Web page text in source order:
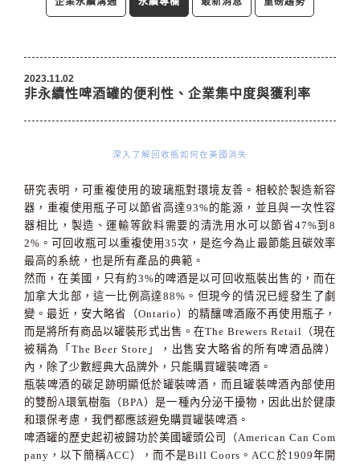
2023.11.02
非永續性啤酒罐的便利性、企業集中度與獲利率
深入了解回收瓶如何在美國消失
研究表明，可重複使用的玻璃瓶對環境友善。相較於製造新容
器，重複使用瓶子可以節省高達93%的能源，並且與一次性容
器相比，製造、運輸等飲料需要的清洗用水可以節省47%到8
2% 。可回收瓶可以重複使用 35次，是迄今為止最節能且碳效率
最高的系統，也是所有產品的典範。
然而，在美國，只有約3%的啤酒是以可回收瓶裝出售的，而在
加拿大北部，這一比例高達88% 。但現今的情況已經發生了劇
變。最近，安大略省（Ontario ）的精釀啤酒廠不再使用瓶子，
而是將所有商品以罐裝形式出售。在The Brewers Retail （現在
被稱為「 The Beer Store 」，出售安大略省的所有啤酒品牌）
內，除了少數經典大品牌外，只能購買罐裝啤酒。
瓶裝啤酒的碳足跡明顯低於罐裝啤酒，而且罐裝啤酒內部使用
的雙酚A環氧樹脂（BPA）是一種內分泌干擾物，因此出於健康
和環保考慮，我們都應該避免購買罐裝啤酒。
啤酒罐的歷史起初被歸功於美國罐頭公司（American Can Com
pany ，以下簡稱ACC ），而不是Bill Coors 。ACC 於1909年開